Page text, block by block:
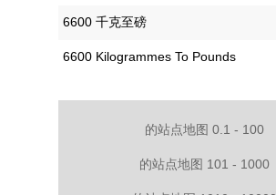
‎6600 千克至磅
‎6600 Kilogrammes To Pounds
的站点地图 0.1 - 100
的站点地图 101 - 1000